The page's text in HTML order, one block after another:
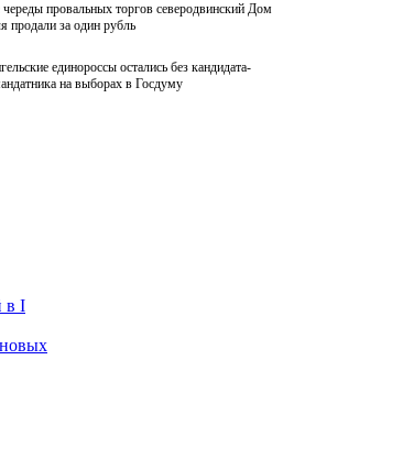
провальных торгов северодвинский Дом
продали за один рубль
единороссы остались без кандидата-
на выборах в Госдуму
в I